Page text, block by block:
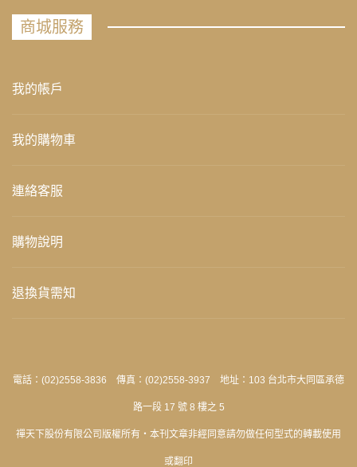
商城服務
我的帳戶
我的購物車
連絡客服
購物說明
退換貨需知
電話：(02)2558-3836 傳真：(02)2558-3937 地址：103 台北市大同區承德
路一段 17 號 8 樓之 5
禪天下股份有限公司版權所有‧本刊文章非經同意請勿做任何型式的轉載使用
或翻印